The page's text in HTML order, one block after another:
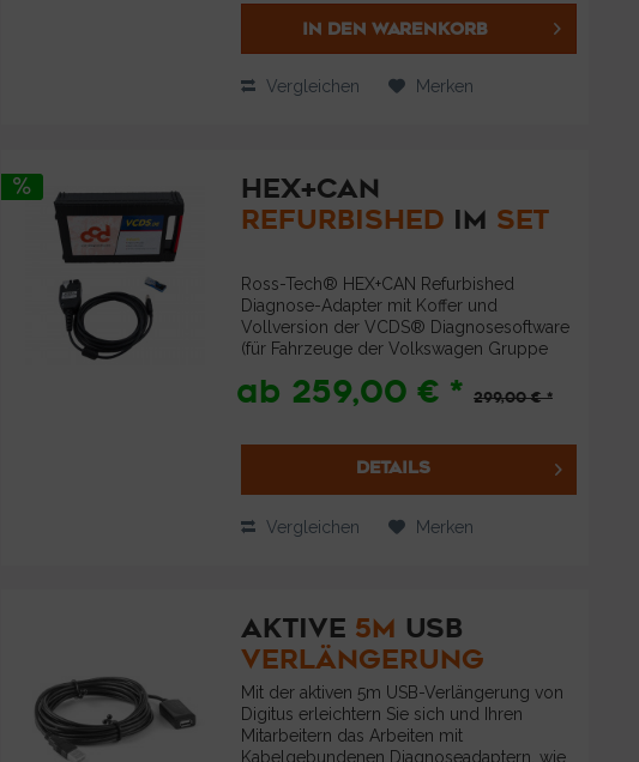
IN DEN WARENKORB
Vergleichen Merken
HEX+CAN
REFURBISHED IM SET
Ross-Tech® HEX+CAN Refurbished
Diagnose-Adapter mit Koffer und
Vollversion der VCDS® Diagnosesoftware
(für Fahrzeuge der Volkswagen Gruppe
sorgfältiger Prüfung, Austausch von
defekten Bauteilen, brandneuem...
ab 259,00 € * 299,00 € *
DETAILS
Vergleichen Merken
AKTIVE 5M USB
VERLÄNGERUNG
Mit der aktiven 5m USB-Verlängerung von
Digitus erleichtern Sie sich und Ihren
Mitarbeitern das Arbeiten mit
Kabelgebundenen Diagnoseadaptern, wie